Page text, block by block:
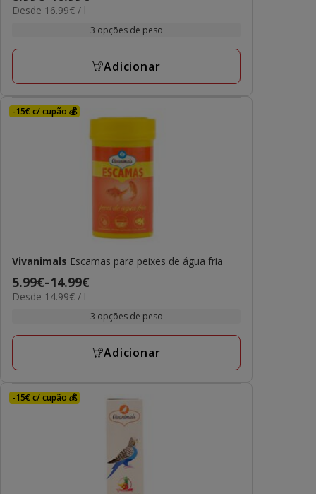
de
a
16.99€
Desde 16.99€ / l
3 opções de peso
Adicionar
-15€ c/ cupão 💰
Vivanimals Escamas para peixes de água fria
Preço
de
a
5.99€-14.99€
14.99€
Desde 14.99€ / l
3 opções de peso
Adicionar
-15€ c/ cupão 💰